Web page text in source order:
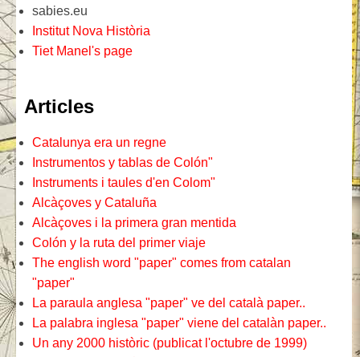
sabies.eu
Institut Nova Història
Tiet Manel's page
Articles
Catalunya era un regne
Instrumentos y tablas de Colón"
Instruments i taules d'en Colom"
Alcàçoves y Cataluña
Alcàçoves i la primera gran mentida
Colón y la ruta del primer viaje
The english word "paper" comes from catalan
"paper"
La paraula anglesa "paper" ve del català paper..
La palabra inglesa "paper" viene del catalàn paper..
Un any 2000 històric (publicat l'octubre de 1999)